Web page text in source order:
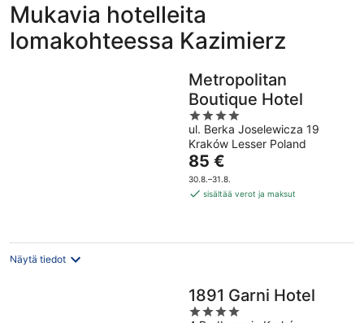
Mukavia hotelleita
lomakohteessa Kazimierz
Metropolitan
Boutique Hotel
4
out
of
5
ul. Berka Joselewicza 19
Kraków Lesser Poland
Hinta
on
85 €
85 €
30.8.–31.8.
sisältää verot ja maksut
Näytä tiedot
1891 Garni Hotel
4